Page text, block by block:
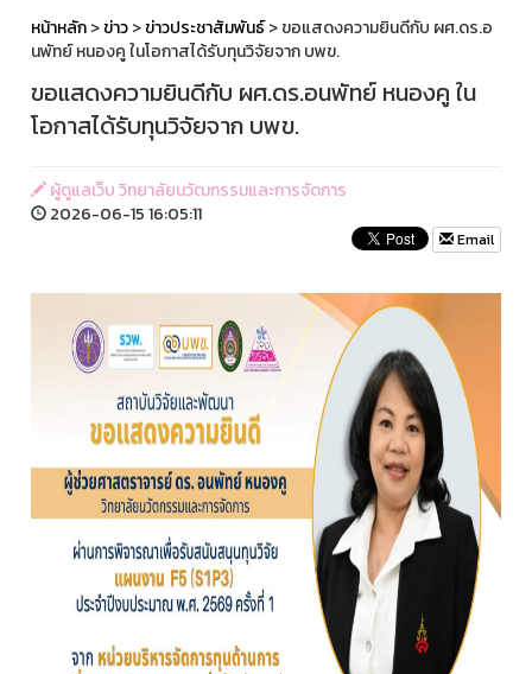
หน้าหลัก>ข่าว>ข่าวประชาสัมพันธ์> ขอแสดงความยินดีกับ ผศ.ดร.อ
นพัทย์ หนองคู ในโอกาสได้รับทุนวิจัยจาก บพข.
ขอแสดงความยินดีกับ ผศ.ดร.อนพัทย์ หนองคู ใน
โอกาสได้รับทุนวิจัยจาก บพข.
ผู้ดูแลเว็บ วิทยาลัยนวัฒกรรมและการจัดการ
2026-06-15 16:05:11
Email